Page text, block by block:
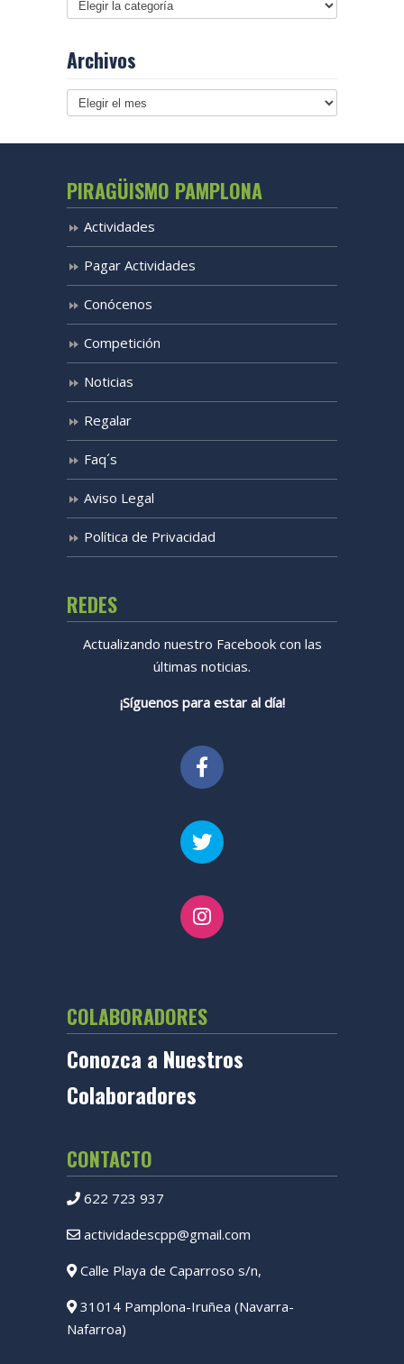
Archivos
Archivos
PIRAGÜISMO PAMPLONA
Actividades
Pagar Actividades
Conócenos
Competición
Noticias
Regalar
Faq´s
Aviso Legal
Política de Privacidad
REDES
Actualizando nuestro Facebook con las
últimas noticias.
¡Síguenos para estar al día!
COLABORADORES
Conozca a Nuestros
Colaboradores
CONTACTO
622 723 937
actividadescpp@gmail.com
Calle Playa de Caparroso s/n,
31014 Pamplona-Iruñea (Navarra-
Nafarroa)